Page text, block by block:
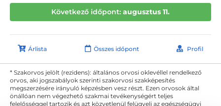
Következő időpont: augusztus 11.
Árlista Összes időpont Profil
* Szakorvos jelölt (rezidens): általános orvosi oklevéllel rendelkező
orvos, aki jogszabályok szerinti szakorvosi szakképesítés
megszerzésére irányuló képzésben vesz részt. Ezen orvosok által
önállóan nem végezhető szakmai tevékenységért teljes
felelősséggel tartozik és azt közvetlenül felügyeli az egészségügyi